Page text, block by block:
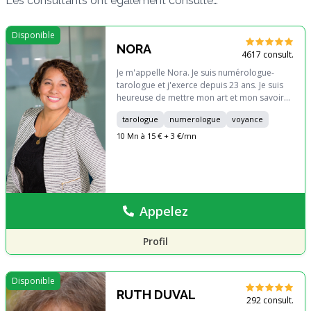
Disponible
NORA
4617 consult.
Je m'appelle Nora. Je suis numérologue-
tarologue et j'exerce depuis 23 ans. Je suis
heureuse de mettre mon art et mon savoir
pour vous guider et vous accompagner
dans toutes vos interrogations. J'ai
développé personnellement une technique
tarologue numerologue
voyance
10 Mn à 15 € + 3 €/mn
Appelez
Profil
Disponible
RUTH DUVAL
292 consult.